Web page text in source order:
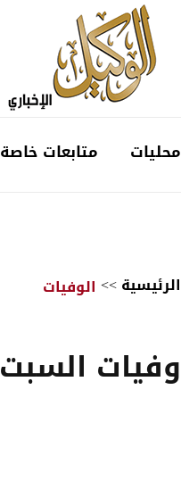
محليات متابعات خاصة
الرئيسية>> الوفيات
وفيات السبت 9-5-2026